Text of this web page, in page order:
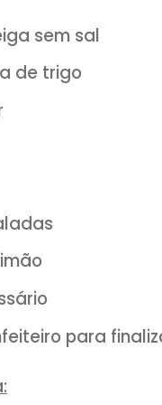
SE em nosso
sem sal
de trigo